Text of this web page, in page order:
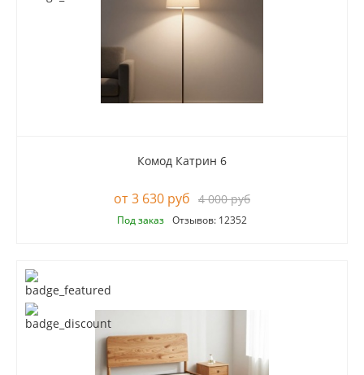
Комод Катрин 6
3 630 руб 4 000 руб
Под заказ Отзывов: 12352